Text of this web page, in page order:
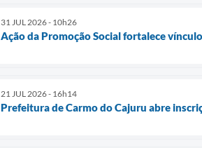
31 JUL 2026 - 10h26
Ação da Promoção Social fortalece
21 JUL 2026 - 16h14
Prefeitura de Carmo do Cajuru abre